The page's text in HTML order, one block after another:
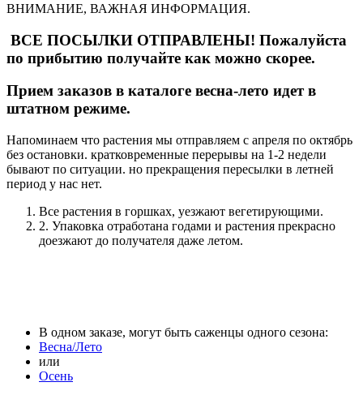
ВНИМАНИЕ, ВАЖНАЯ ИНФОРМАЦИЯ.
ВСЕ ПОСЫЛКИ ОТПРАВЛЕНЫ! Пожалуйста
по прибытию получайте как можно скорее.
Прием заказов в каталоге весна-лето идет в
штатном режиме.
Напоминаем что растения мы отправляем с апреля по октябрь
без остановки. кратковременные перерывы на 1-2 недели
бывают по ситуации. но прекращения пересылки в летней
период у нас нет.
Все растения в горшках, уезжают вегетирующими.
2. Упаковка отработана годами и растения прекрасно
доезжают до получателя даже летом.
В одном заказе, могут быть саженцы одного сезона:
Весна/Лето
или
Осень